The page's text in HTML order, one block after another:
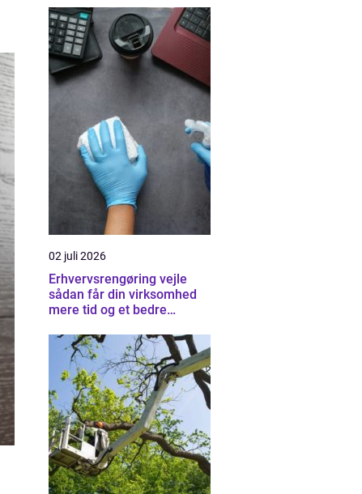
02 juli 2026
Erhvervsrengøring vejle
sådan får din virksomhed
mere tid og et bedre